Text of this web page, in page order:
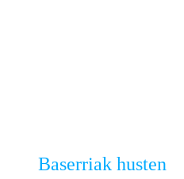
Baserriak husten